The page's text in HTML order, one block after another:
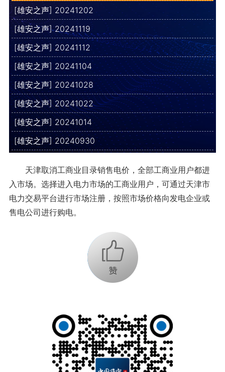
[雄安之声] 20241202
[雄安之声] 20241119
[雄安之声] 20241112
[雄安之声] 20241104
[雄安之声] 20241028
[雄安之声] 20241022
[雄安之声] 20241014
[雄安之声] 20240930
天津取消工商业目录销售电价，全部工商业用户都进
入市场。选择进入电力市场的工商业用户，可通过天津市
电力交易平台进行市场注册，按照市场价格向发电企业或
售电公司进行购电。
+1